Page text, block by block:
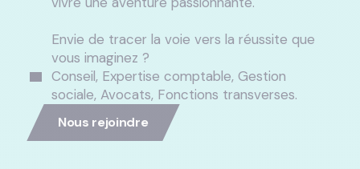
Envie de tracer la voie vers la réussite que
vous imaginez ?
Conseil, Expertise comptable, Gestion
sociale, Avocats, Fonctions transverses.
Nous rejoindre